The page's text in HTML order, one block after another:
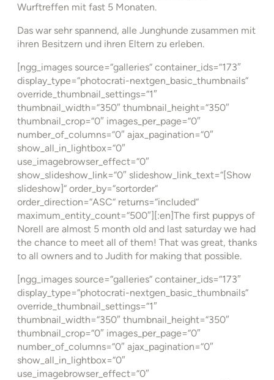
Wurftreffen mit fast 5 Monaten.
Das war sehr spannend, alle Junghunde zusammen mit
ihren Besitzern und ihren Eltern zu erleben.
[ngg_images source=“galleries“ container_ids=“173″
display_type=“photocrati-nextgen_basic_thumbnails“
override_thumbnail_settings=“1″
thumbnail_width=“350″ thumbnail_height=“350″
thumbnail_crop=“0″ images_per_page=“0″
number_of_columns=“0″ ajax_pagination=“0″
show_all_in_lightbox=“0″
use_imagebrowser_effect=“0″
show_slideshow_link=“0″ slideshow_link_text=“[Show
slideshow]“ order_by=“sortorder“
order_direction=“ASC“ returns=“included“
maximum_entity_count=“500″][:en]The first puppys of
Norell are almost 5 month old and last saturday we had
the chance to meet all of them! That was great, thanks
to all owners and to Judith for making that possible.
[ngg_images source=“galleries“ container_ids=“173″
display_type=“photocrati-nextgen_basic_thumbnails“
override_thumbnail_settings=“1″
thumbnail_width=“350″ thumbnail_height=“350″
thumbnail_crop=“0″ images_per_page=“0″
number_of_columns=“0″ ajax_pagination=“0″
show_all_in_lightbox=“0″
use_imagebrowser_effect=“0″